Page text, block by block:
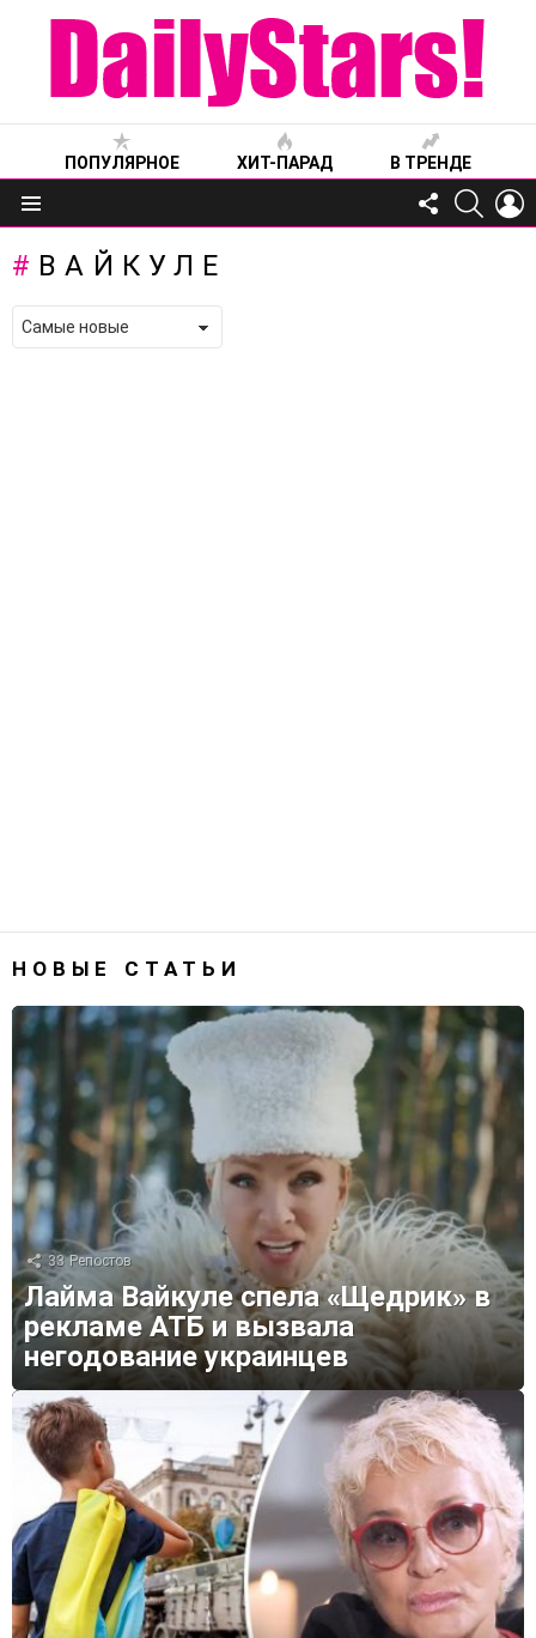
ПОПУЛЯРНОЕ ХИТ-ПАРАД В ТРЕНДЕ
Меню
FOLLOW
US
ВАЙКУЛЕ
НОВЫЕ СТАТЬИ
33 Репостов
Лайма Вайкуле спела «Щедрик» в
рекламе АТБ и вызвала
негодование украинцев